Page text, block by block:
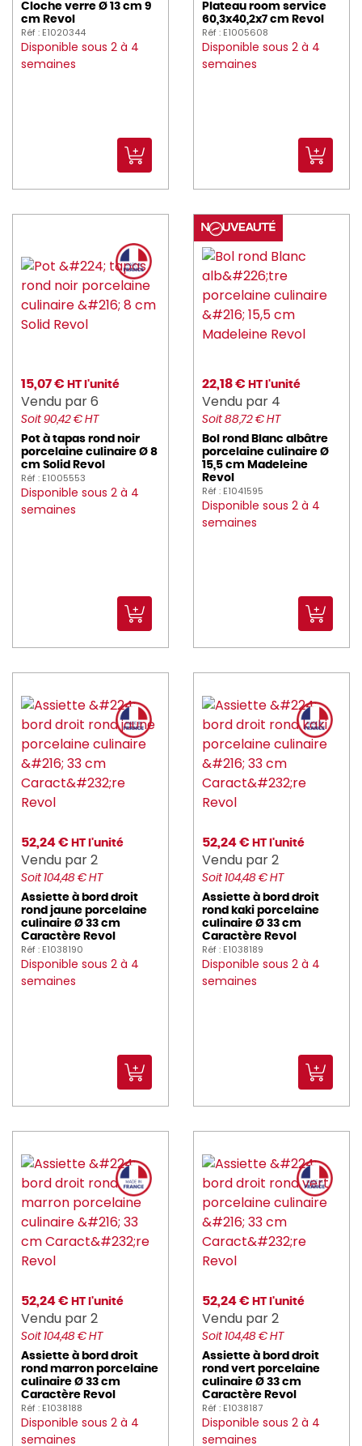
Cloche verre Ø 13 cm 9
cm Revol
Réf : E1020344
Disponible sous 2 à 4
semaines
Plateau room service
60,3x40,2x7 cm Revol
Réf : E1005608
Disponible sous 2 à 4
semaines
15,07 € HT l'unité
Vendu par 6
Soit 90,42 € HT
Pot à tapas rond noir
porcelaine culinaire Ø 8
cm Solid Revol
Réf : E1005553
Disponible sous 2 à 4
semaines
22,18 € HT l'unité
Vendu par 4
Soit 88,72 € HT
Bol rond Blanc albâtre
porcelaine culinaire Ø
15,5 cm Madeleine
Revol
Réf : E1041595
Disponible sous 2 à 4
semaines
52,24 € HT l'unité
Vendu par 2
Soit 104,48 € HT
Assiette à bord droit
rond jaune porcelaine
culinaire Ø 33 cm
Caractère Revol
Réf : E1038190
Disponible sous 2 à 4
semaines
52,24 € HT l'unité
Vendu par 2
Soit 104,48 € HT
Assiette à bord droit
rond kaki porcelaine
culinaire Ø 33 cm
Caractère Revol
Réf : E1038189
Disponible sous 2 à 4
semaines
52,24 € HT l'unité
Vendu par 2
Soit 104,48 € HT
Assiette à bord droit
rond marron porcelaine
culinaire Ø 33 cm
Caractère Revol
Réf : E1038188
Disponible sous 2 à 4
semaines
52,24 € HT l'unité
Vendu par 2
Soit 104,48 € HT
Assiette à bord droit
rond vert porcelaine
culinaire Ø 33 cm
Caractère Revol
Réf : E1038187
Disponible sous 2 à 4
semaines